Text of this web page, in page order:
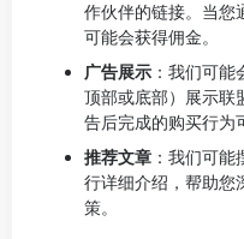
作伙伴的链接。当您
可能会获得佣金。
广告展示 ：我们可能
顶部或底部）展示联
告后完成的购买行为
推荐文章 ：我们可
行详细介绍，帮助您
策。